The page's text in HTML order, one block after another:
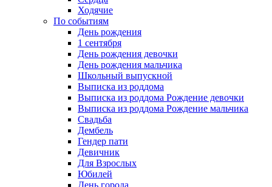
Ходячие
По событиям
День рождения
1 сентября
День рождения девочки
День рождения мальчика
Школьный выпускной
Выписка из роддома
Выписка из роддома Рождение девочки
Выписка из роддома Рождение мальчика
Свадьба
Дембель
Гендер пати
Девичник
Для Взрослых
Юбилей
День города